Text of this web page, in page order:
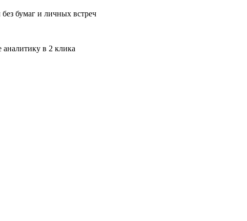
бумаг и личных встреч
аналитику в 2 клика